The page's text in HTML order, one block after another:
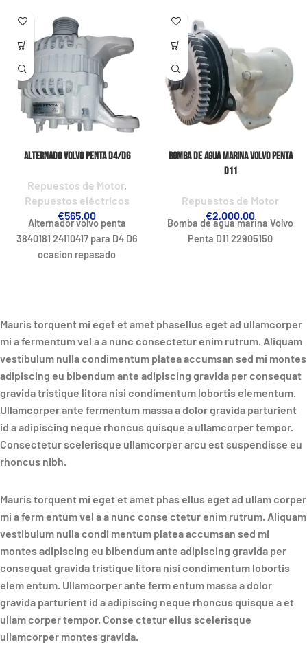
Alternado Volvo Penta D4/D6
Repuestos de Motor,
Repuestos eléctricos
€565.00
Alternador volvo penta
3840181 24110417 para D4 D6
ocasion repasado
Bomba de agua marina Volvo Penta
D11
Repuestos de Motor
€2,000.00
Bomba de agua marina Volvo
Penta D11 22905150
Mauris torquent mi eget et amet phasellus eget ad ullamcorper
mi a fermentum vel a a nunc consectetur enim rutrum. Aliquam
vestibulum nulla condimentum platea accumsan sed mi montes
adipiscing eu bibendum ante adipiscing gravida per consequat
gravida tristique litora nisi condimentum lobortis elementum.
Ullamcorper ante fermentum massa a dolor gravida parturient
id a adipiscing neque rhoncus quisque a ullamcorper tempor.
Consectetur scelerisque ullamcorper arcu est suspendisse eu
rhoncus nibh.
Mauris torquent mi eget et amet phas ellus eget ad ullam corper
mi a ferm entum vel a a nunc conse ctetur enim rutrum. Aliquam
vestibulum nulla condi mentum platea accumsan sed mi
montes adipiscing eu bibendum ante adipiscing gravida per
consequat gravida tristique litora nisi condimentum lobortis
elem entum. Ullamcorper ante ferm entum massa a dolor
gravida parturient id a adipiscing neque rhoncus quisque a et
ullam corper tempor. Conse ctetur ellus scelerisque
ullamcorper montes gravida.